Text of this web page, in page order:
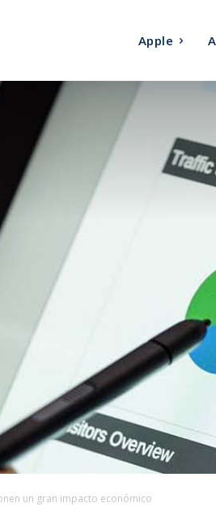
Apple
un gran impacto económico